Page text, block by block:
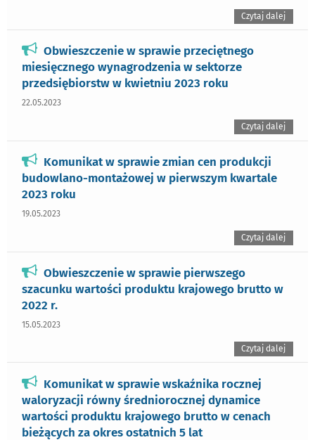
Czytaj dalej
Obwieszczenie w sprawie przeciętnego
miesięcznego wynagrodzenia w sektorze
przedsiębiorstw w kwietniu 2023 roku
22.05.2023
Czytaj dalej
Komunikat w sprawie zmian cen produkcji
budowlano-montażowej w pierwszym kwartale
2023 roku
19.05.2023
Czytaj dalej
Obwieszczenie w sprawie pierwszego
szacunku wartości produktu krajowego brutto w
2022 r.
15.05.2023
Czytaj dalej
Komunikat w sprawie wskaźnika rocznej
waloryzacji równy średniorocznej dynamice
wartości produktu krajowego brutto w cenach
bieżących za okres ostatnich 5 lat